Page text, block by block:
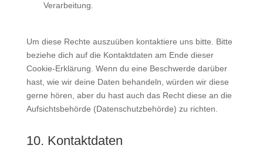
Verarbeitung.
Um diese Rechte auszuüben kontaktiere uns bitte. Bitte
beziehe dich auf die Kontaktdaten am Ende dieser
Cookie-Erklärung. Wenn du eine Beschwerde darüber
hast, wie wir deine Daten behandeln, würden wir diese
gerne hören, aber du hast auch das Recht diese an die
Aufsichtsbehörde (Datenschutzbehörde) zu richten.
10. Kontaktdaten